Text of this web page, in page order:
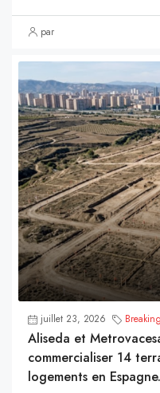
par
juillet 23, 2026
Aliseda et
commercialiser 14
logements en Espagne.